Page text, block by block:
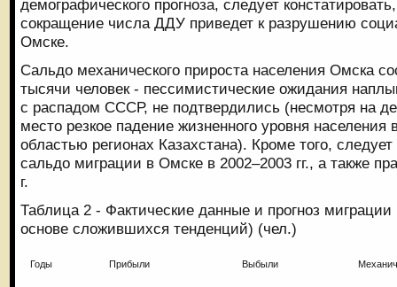
демографического прогноза, следует
сокращение числа ДДУ приведет к разрушению
Омске.
Сальдо механического прироста населения Омска
тысячи человек - пессимистические ожидания
с распадом СССР, не подтвердились (несмотря на
место резкое падение жизненного уровня
областью регионах Казахстана). Кроме того,
сальдо миграции в Омске в 2002–2003 гг., а также
г.
Таблица 2 - Фактические данные и прогноз
основе сложившихся тенденций) (чел.)
Годы Прибыли Выбыли